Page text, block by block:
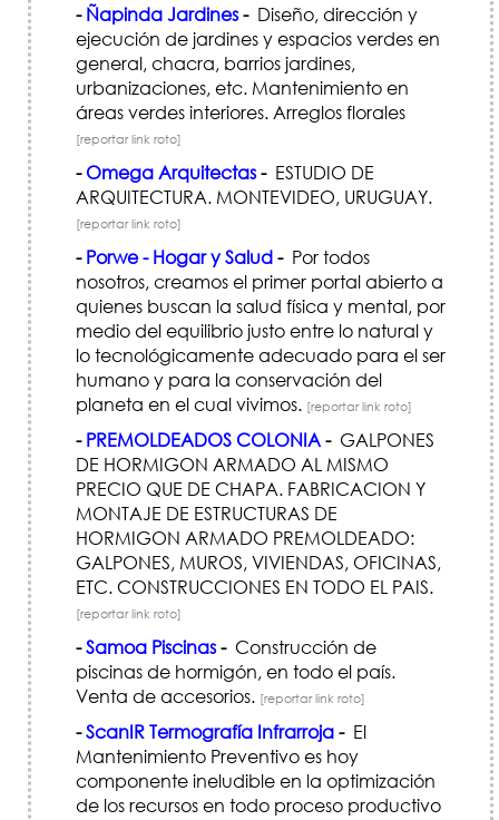
- Ñapinda Jardines-Diseño, dirección y
ejecución de jardines y espacios verdes en
general, chacra, barrios jardines,
urbanizaciones, etc. Mantenimiento en
áreas verdes interiores. Arreglos florales
[reportar link roto]
- Omega Arquitectas-ESTUDIO DE
ARQUITECTURA. MONTEVIDEO, URUGUAY.
[reportar link roto]
- Porwe - Hogar y Salud-Por todos
nosotros, creamos el primer portal abierto a
quienes buscan la salud física y mental, por
medio del equilibrio justo entre lo natural y
lo tecnológicamente adecuado para el ser
humano y para la conservación del
planeta en el cual vivimos. [reportar link roto]
- PREMOLDEADOS COLONIA-GALPONES
DE HORMIGON ARMADO AL MISMO
PRECIO QUE DE CHAPA. FABRICACION Y
MONTAJE DE ESTRUCTURAS DE
HORMIGON ARMADO PREMOLDEADO:
GALPONES, MUROS, VIVIENDAS, OFICINAS,
ETC. CONSTRUCCIONES EN TODO EL PAIS.
[reportar link roto]
-Samoa Piscinas-Construcción de
piscinas de hormigón, en todo el país.
Venta de accesorios. [reportar link roto]
-ScanIR Termografía Infrarroja-El
Mantenimiento Preventivo es hoy
componente ineludible en la optimización
de los recursos en todo proceso productivo